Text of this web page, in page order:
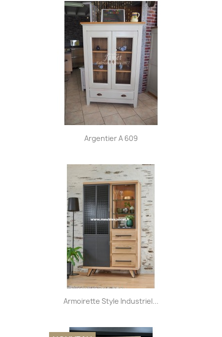
Argentier A 609
Armoirette Style Industriel...